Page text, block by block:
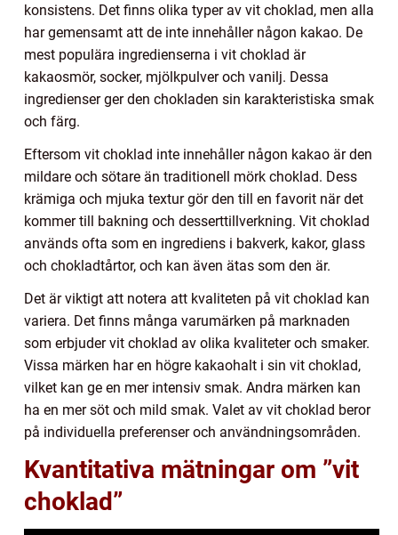
konsistens. Det finns olika typer av vit choklad, men alla
har gemensamt att de inte innehåller någon kakao. De
mest populära ingredienserna i vit choklad är
kakaosmör, socker, mjölkpulver och vanilj. Dessa
ingredienser ger den chokladen sin karakteristiska smak
och färg.
Eftersom vit choklad inte innehåller någon kakao är den
mildare och sötare än traditionell mörk choklad. Dess
krämiga och mjuka textur gör den till en favorit när det
kommer till bakning och desserttillverkning. Vit choklad
används ofta som en ingrediens i bakverk, kakor, glass
och chokladtårtor, och kan även ätas som den är.
Det är viktigt att notera att kvaliteten på vit choklad kan
variera. Det finns många varumärken på marknaden
som erbjuder vit choklad av olika kvaliteter och smaker.
Vissa märken har en högre kakaohalt i sin vit choklad,
vilket kan ge en mer intensiv smak. Andra märken kan
ha en mer söt och mild smak. Valet av vit choklad beror
på individuella preferenser och användningsområden.
Kvantitativa mätningar om ”vit
choklad”